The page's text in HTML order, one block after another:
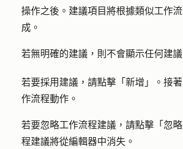
操作之後。建議項目將根據類似工作
成。
若無明確的建議，則不會顯示任何建議
若要採用建議，請點擊「 新增 」。接
作流程動作。
若要忽略工作流程建議，請點擊 「忽略
程建議將從編輯器中消失。